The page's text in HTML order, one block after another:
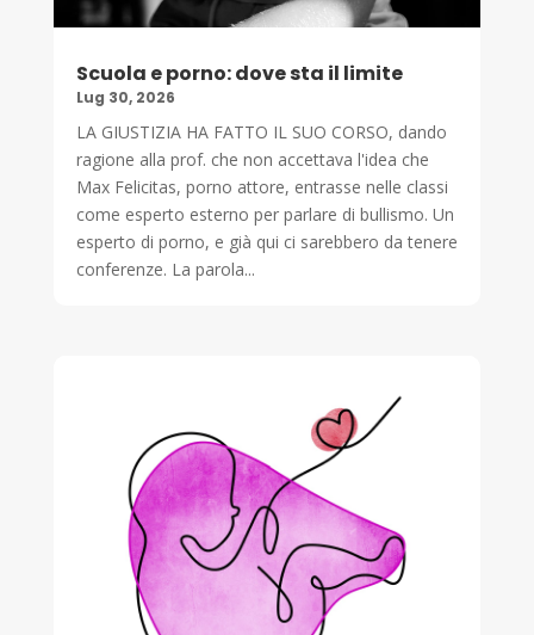
Scuola e porno: dove sta il limite
Lug 30, 2026
LA GIUSTIZIA HA FATTO IL SUO CORSO, dando
ragione alla prof. che non accettava l'idea che
Max Felicitas, porno attore, entrasse nelle classi
come esperto esterno per parlare di bullismo. Un
esperto di porno, e già qui ci sarebbero da tenere
conferenze. La parola...